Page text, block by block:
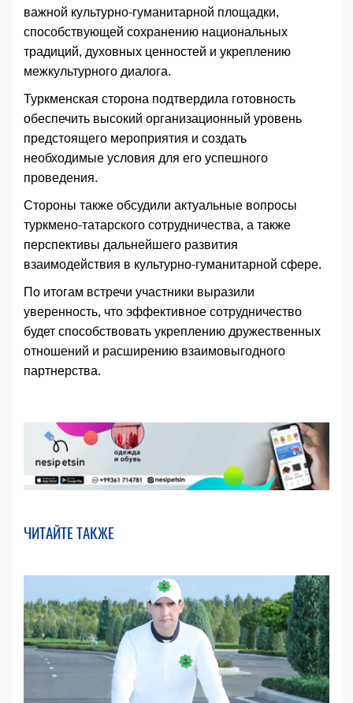
важной культурно-гуманитарной площадки,
способствующей сохранению национальных
традиций, духовных ценностей и укреплению
межкультурного диалога.
Туркменская сторона подтвердила готовность
обеспечить высокий организационный уровень
предстоящего мероприятия и создать
необходимые условия для его успешного
проведения.
Стороны также обсудили актуальные вопросы
туркмено-татарского сотрудничества, а также
перспективы дальнейшего развития
взаимодействия в культурно-гуманитарной сфере.
По итогам встречи участники выразили
уверенность, что эффективное сотрудничество
будет способствовать укреплению дружественных
отношений и расширению взаимовыгодного
партнерства.
ЧИТАЙТЕ ТАКЖЕ